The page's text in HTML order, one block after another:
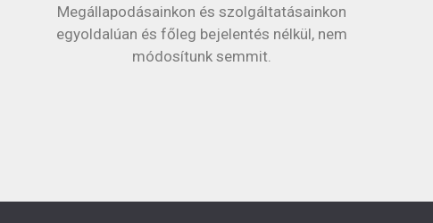
Megállapodásainkon és szolgáltatásainkon
egyoldalúan és főleg bejelentés nélkül, nem
módosítunk semmit.